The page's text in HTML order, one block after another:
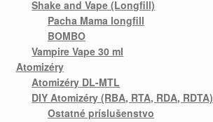
Shake and Vape (Longfill)
Pacha Mama longfill
BOMBO
Vampire Vape 30 ml
Atomizéry
Atomizéry DL-MTL
DIY Atomizéry (RBA, RTA, RDA, RDTA)
Ostatné príslušenstvo